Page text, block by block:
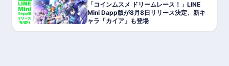
「コインムスメ ドリームレース！」LINE
Mini Dapp版が8月8日リリース決定、新キ
ャラ「カイア」も登場